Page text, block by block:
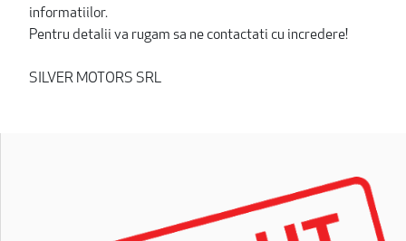
informatiilor.
Pentru detalii va rugam sa ne contactati cu incredere!
SILVER MOTORS SRL